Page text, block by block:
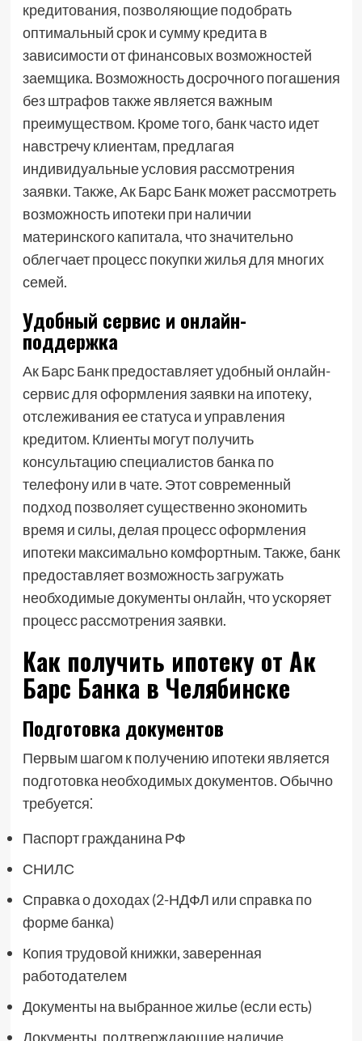
кредитования, позволяющие подобрать
оптимальный срок и сумму кредита в
зависимости от финансовых возможностей
заемщика. Возможность досрочного погашения
без штрафов также является важным
преимуществом. Кроме того, банк часто идет
навстречу клиентам, предлагая
индивидуальные условия рассмотрения
заявки. Также, Ак Барс Банк может рассмотреть
возможность ипотеки при наличии
материнского капитала, что значительно
облегчает процесс покупки жилья для многих
семей.
Удобный сервис и онлайн-
поддержка
Ак Барс Банк предоставляет удобный онлайн-
сервис для оформления заявки на ипотеку,
отслеживания ее статуса и управления
кредитом. Клиенты могут получить
консультацию специалистов банка по
телефону или в чате. Этот современный
подход позволяет существенно экономить
время и силы, делая процесс оформления
ипотеки максимально комфортным. Также, банк
предоставляет возможность загружать
необходимые документы онлайн, что ускоряет
процесс рассмотрения заявки.
Как получить ипотеку от Ак
Барс Банка в Челябинске
Подготовка документов
Первым шагом к получению ипотеки является
подготовка необходимых документов. Обычно
требуется⁚
Паспорт гражданина РФ
СНИЛС
Справка о доходах (2-НДФЛ или справка по
форме банка)
Копия трудовой книжки, заверенная
работодателем
Документы на выбранное жилье (если есть)
Документы, подтверждающие наличие